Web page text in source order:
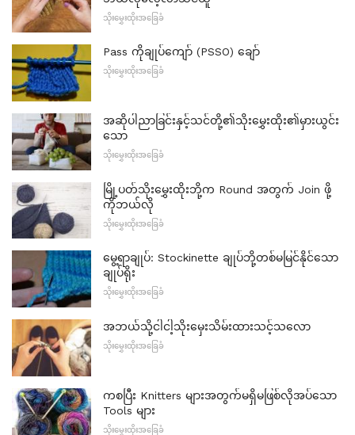
သိုးမွှေးထိုးအခြေခံ
Pass ကိုချုပ်ကျော် (PSSO) ချော်
သိုးမွှေးထိုးအခြေခံ
အဆိုပါညာခြင်းနှင့်သင်တို့၏သိုးမွှေးထိုး၏မှားယွင်း
သော
သိုးမွှေးထိုးအခြေခံ
မြို့ပတ်သိုးမွှေးထိုးဘို့က Round အတွက် Join ဖို့
ကိုဘယ်လို
သိုးမွှေးထိုးအခြေခံ
မွေ့ရာချုပ်: Stockinette ချုပ်ဘို့တစ်မမြင်နိုင်သော
ချုပ်ရိုး
သိုးမွှေးထိုးအခြေခံ
အဘယ်သို့ငါငါ့သိုးမှေးသိမ်းထားသင့်သလော
သိုးမွှေးထိုးအခြေခံ
ကစပြီး Knitters များအတွက်မရှိမဖြစ်လိုအပ်သော
Tools များ
သိုးမွှေးထိုးအခြေခံ